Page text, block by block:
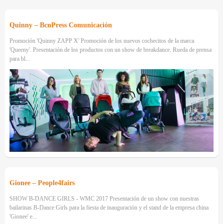
Quinny – BcnPress Comunicación
Promoción 'Quinny ZAPP X' Promoción de los nuevos cochecitos de la marca
'Queeny'. Presentación de los productos con un show de breakdance. Rueda de prensa
para bl...
Gionee – People4fairs
SHOW B-DANCE GIRLS - WMC 2017 Presentación de un show con nuestras
bailarinas B-Dance Girls para la fiesta de inauguración y el stand de la empresa china
'Gionee' e...